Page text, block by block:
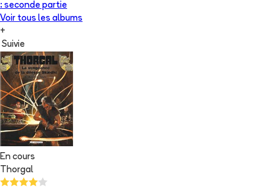
: seconde partie
Voir tous les albums
+
Suivie
En cours
Thorgal